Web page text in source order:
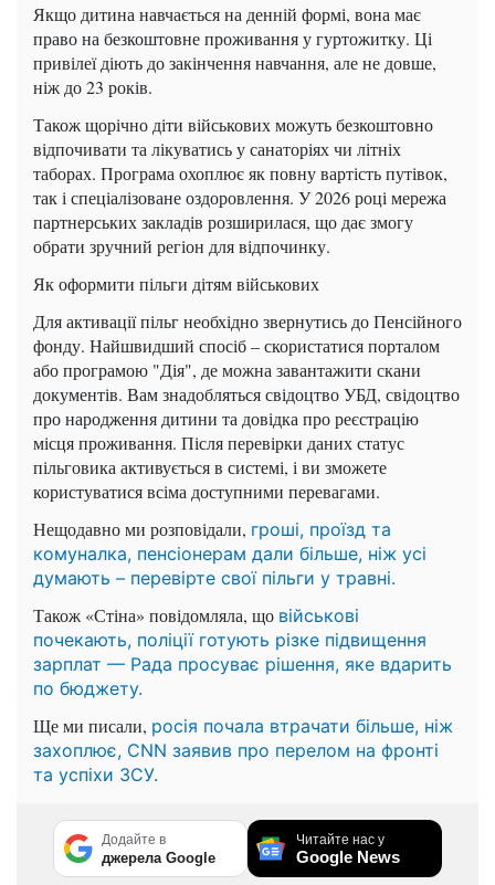
Якщо дитина навчається на денній формі, вона має
право на безкоштовне проживання у гуртожитку. Ці
привілеї діють до закінчення навчання, але не довше,
ніж до 23 років.
Також щорічно діти військових можуть безкоштовно
відпочивати та лікуватись у санаторіях чи літніх
таборах. Програма охоплює як повну вартість путівок,
так і спеціалізоване оздоровлення. У 2026 році мережа
партнерських закладів розширилася, що дає змогу
обрати зручний регіон для відпочинку.
Як оформити пільги дітям військових
Для активації пільг необхідно звернутись до Пенсійного
фонду. Найшвидший спосіб – скористатися порталом
або програмою "Дія", де можна завантажити скани
документів. Вам знадобляться свідоцтво УБД, свідоцтво
про народження дитини та довідка про реєстрацію
місця проживання. Після перевірки даних статус
пільговика активується в системі, і ви зможете
користуватися всіма доступними перевагами.
Нещодавно ми розповідали, гроші, проїзд та
комуналка, пенсіонерам дали більше, ніж усі
думають – перевірте свої пільги у травні.
Також «Стіна» повідомляла, що військові
почекають, поліції готують різке підвищення
зарплат — Рада просуває рішення, яке вдарить
по бюджету.
Ще ми писали, росія почала втрачати більше, ніж
захоплює, CNN заявив про перелом на фронті
та успіхи ЗСУ.
Додайте в
джерела Google
Читайте нас у
Google News